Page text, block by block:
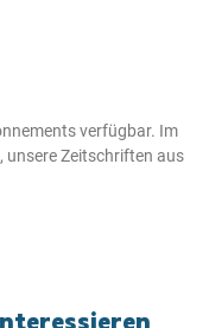
verfügbar. Im
unsere Zeitschriften aus